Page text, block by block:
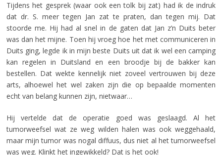
Tijdens het gesprek (waar ook een tolk bij zat) had ik de indruk
dat dr. S. meer tegen Jan zat te praten, dan tegen mij. Dat
stoorde me. Hij had al snel in de gaten dat Jan z’n Duits beter
was dan het mijne. Toen hij vroeg hoe het met communiceren in
Duits ging, legde ik in mijn beste Duits uit dat ik wel een camping
kan regelen in Duitsland en een broodje bij de bakker kan
bestellen. Dat wekte kennelijk niet zoveel vertrouwen bij deze
arts, alhoewel het wel zaken zijn die op bepaalde momenten
echt van belang kunnen zijn, nietwaar…
Hij vertelde dat de operatie goed was geslaagd. Al het
tumorweefsel wat ze weg wilden halen was ook weggehaald,
maar mijn tumor was nogal diffuus, dus niet al het tumorweefsel
was weg. Klinkt het ingewikkeld? Dat is het ook!